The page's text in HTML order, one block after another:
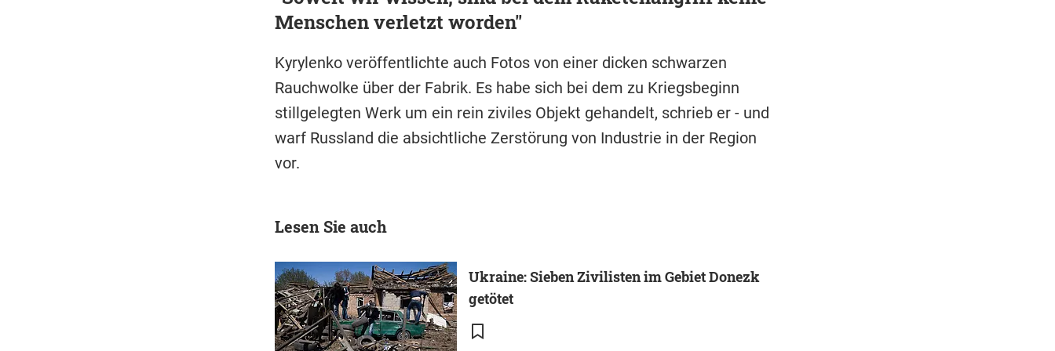
Menschen verletzt worden"
Kyrylenko veröffentlichte auch Fotos von einer dicken schwarzen
Rauchwolke über der Fabrik. Es habe sich bei dem zu Kriegsbeginn
stillgelegten Werk um ein rein ziviles Objekt gehandelt, schrieb er - und
warf Russland die absichtliche Zerstörung von Industrie in der Region
vor.
Lesen Sie auch
Ukraine: Sieben Zivilisten im Gebiet Donezk
getötet